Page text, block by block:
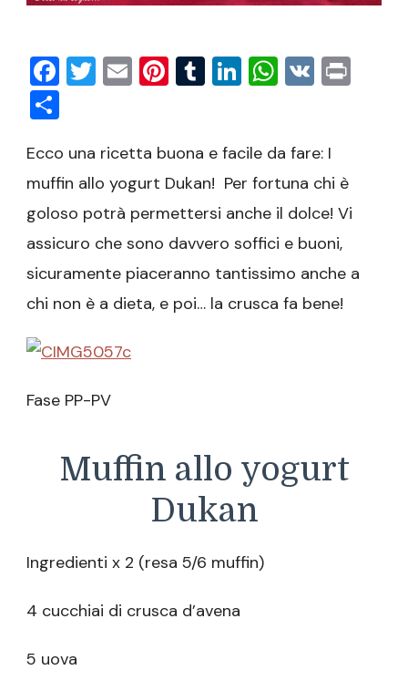
Facebook
Twitter
EmailPinterest
Tumblr
LinkedIn
VK
Ecco una ricetta buona e facile da fare: I
muffin allo yogurt Dukan! Per fortuna chi è
goloso potrà permettersi anche il dolce! Vi
assicuro che sono davvero soffici e buoni,
sicuramente piaceranno tantissimo anche a
chi non è a dieta, e poi… la crusca fa bene!
Fase PP-PV
Muffin allo yogurt
Dukan
Ingredienti x 2 (resa 5/6 muffin)
4 cucchiai di crusca d’avena
5 uova